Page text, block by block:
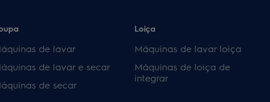
de lavar
de lavar e secar
de secar
Loiça
Máquinas de lavar loiça
Máquinas de loiça de
integrar